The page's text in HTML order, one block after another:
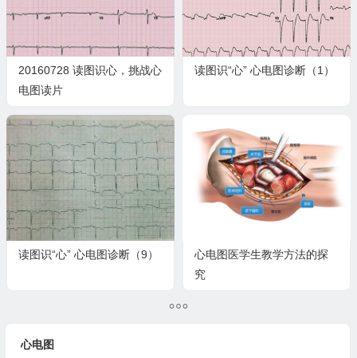
20160728 读图识心，挑战心
电图读片
读图识“心” 心电图诊断（1）
读图识“心” 心电图诊断（9）
心电图医学生教学方法的探
究
心电图